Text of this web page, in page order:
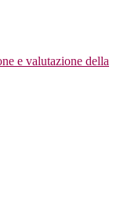
e valutazione della